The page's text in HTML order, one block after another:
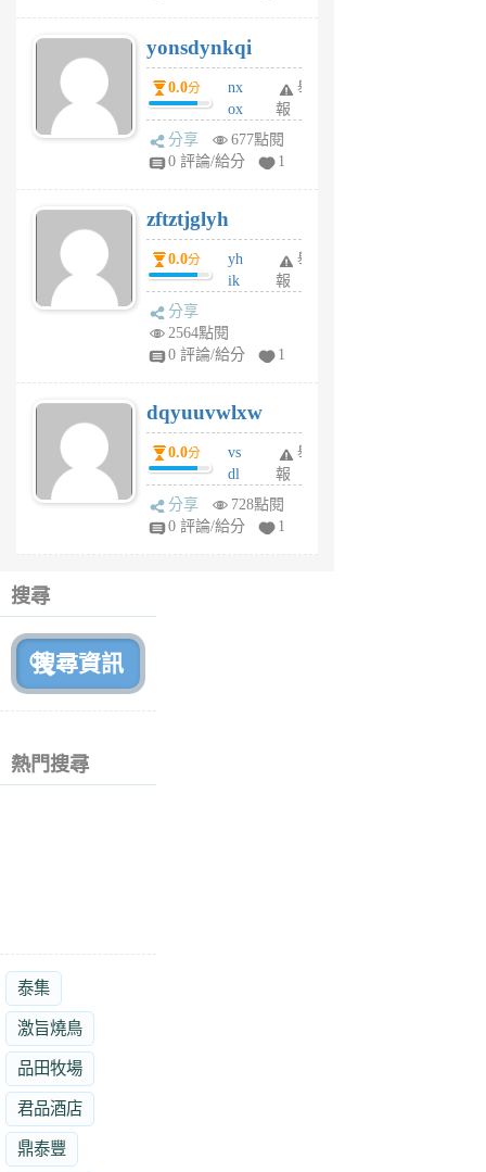
6
個
月
前
yonsdynkqi
0.0分
nx
ox
rh
pe
月
前
舉
報
分享
677點閱
0 評論/給分
1
zftztjglyh
0.0分
yh
ik
tu
6
個
月
前
舉
報
分享
2564點閱
0 評論/給分
1
dqyuuvwlxw
0.0分
vs
dl
sq
fy
舉
報
分享
728點閱
0 評論/給分
1
搜尋
熱門搜尋
泰集
激旨燒鳥
品田牧場
君品酒店
鼎泰豐